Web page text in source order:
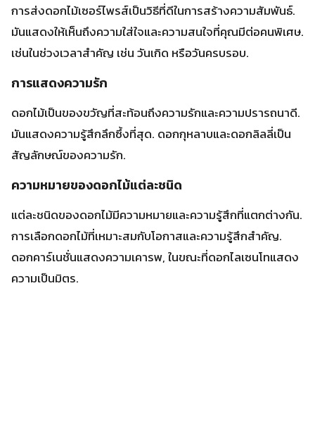
การส่งดอกไม้เซอร์ไพรส์เป็นวิธีที่ดีในการสร้างความสัมพันธ์.
มันแสดงให้เห็นถึงความใส่ใจและความสนใจที่คุณมีต่อคนพิเศษ.
เช่นในช่วงเวลาสำคัญ เช่น วันเกิด หรือวันครบรอบ.
การแสดงความรัก
ดอกไม้เป็นของขวัญที่สะท้อนถึงความรักและความปรารถนาดี.
มันแสดงความรู้สึกลึกซึ้งที่สุด. ดอกกุหลาบและดอกลิลลี่เป็น
สัญลักษณ์ของความรัก.
ความหมายของดอกไม้แต่ละชนิด
แต่ละชนิดของดอกไม้มีความหมายและความรู้สึกที่แตกต่างกัน.
การเลือกดอกไม้ที่เหมาะสมกับโอกาสและความรู้สึกสำคัญ.
ดอกคาร์เนชั่นแสดงความเคารพ, ในขณะที่ดอกไลเซนโทแสดง
ความเป็นมิตร.